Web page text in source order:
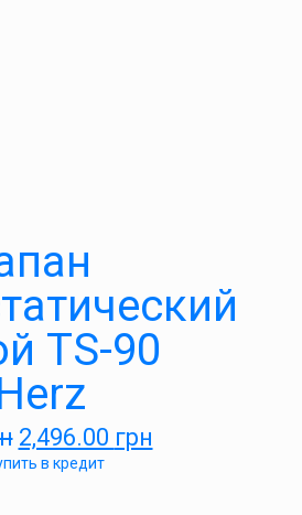
TS-90
2,496.00 грн
в кредит